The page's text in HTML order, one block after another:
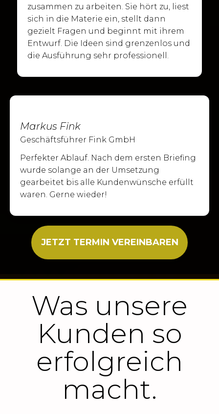
zusammen zu arbeiten. Sie hört zu, liest
sich in die Materie ein, stellt dann
gezielt Fragen und beginnt mit ihrem
Entwurf. Die Ideen sind grenzenlos und
die Ausführung sehr professionell.
Markus Fink
Geschäftsführer Fink GmbH
Perfekter Ablauf. Nach dem ersten Briefing
wurde solange an der Umsetzung
gearbeitet bis alle Kundenwünsche erfüllt
waren. Gerne wieder!
JETZT TERMIN VEREINBAREN
Was unsere
Kunden so
erfolgreich
macht.